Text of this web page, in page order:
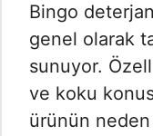
Bingo
genel olarak
sunuyor.
ve koku
ürünün neden